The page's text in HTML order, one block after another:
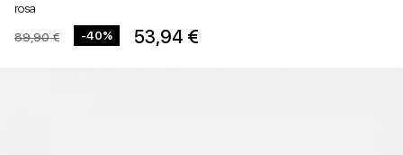
NEGOZI
rosa
89,90 € -40% 53,94 €